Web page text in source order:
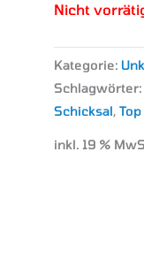
Nicht
Kategorie:
Schlagwörter:
Schicksal,
inkl. 19 %